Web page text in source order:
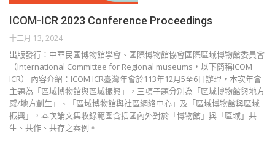
ICOM-ICR 2023 Conference Proceedings
十二月 13, 2024
出版發行：中華民國博物館學會、國際博物館協會國際區域博物館委員會
（International Committee for Regional museums，以下簡稱ICOM
ICR） 內容介紹：ICOM ICR臺灣年會於113年12月5至6日辦理，本次年會
主題為「區域博物館與區域振興」，三項子題分別為「區域博物館與地方
感/地方創生」、「區域博物館與社區網絡中心」及「區域博物館與區域
振興」，本次論文集收錄範圍含括國內外對於「博物館」與「區域」共
生、共作、共存之案例。